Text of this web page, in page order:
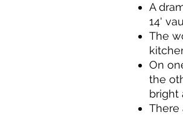
A
14'
The
On
the
bright
There